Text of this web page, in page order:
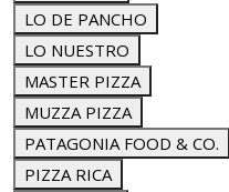
LO DE PANCHO
LO NUESTRO
MASTER PIZZA
MUZZA PIZZA
PATAGONIA FOOD & CO.
PIZZA RICA